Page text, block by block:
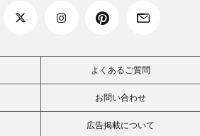
よくあるご質問
お問い合わせ
広告掲載について